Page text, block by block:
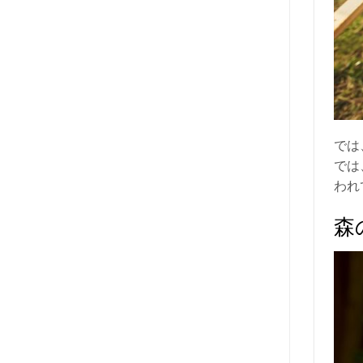
で
で
わ
森